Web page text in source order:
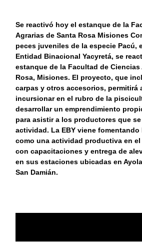
Se reactivó hoy el estanque de la
Agrarias de Santa Rosa Misiones
peces juveniles de la especie Pacú,
Entidad Binacional Yacyretá, se
estanque de la Facultad de Ciencias
Rosa, Misiones. El proyecto, que
carpas y otros accesorios, permitirá
incursionar en el rubro de la
desarrollar un emprendimiento
para asistir a los productores que
actividad. La EBY viene
como una actividad productiva en
con capacitaciones y entrega de
en sus estaciones ubicadas en
San Damián.